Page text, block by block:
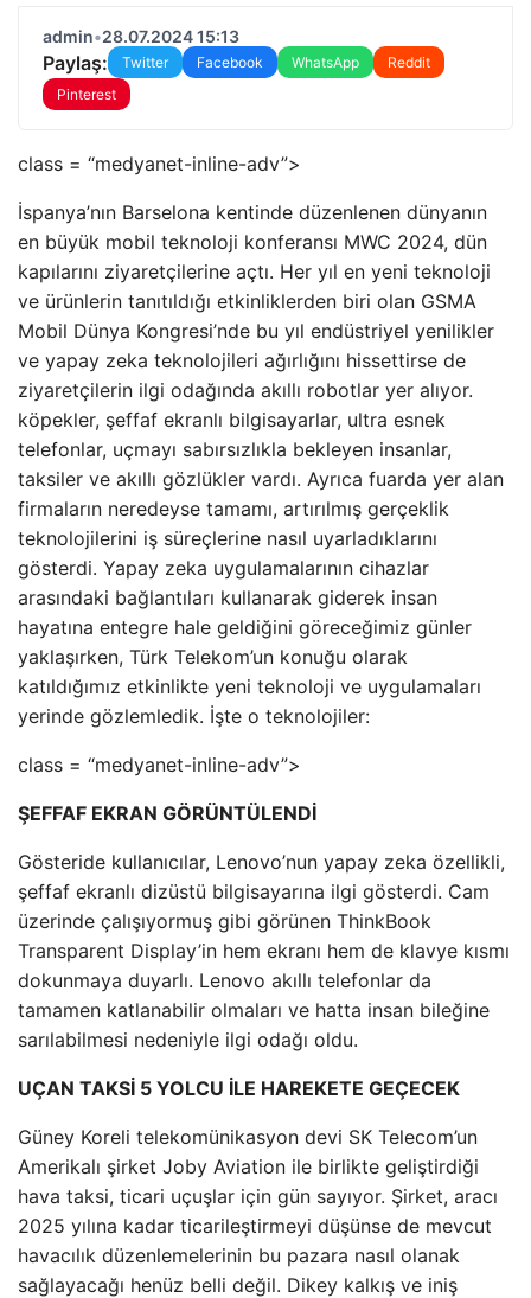
admin•28.07.2024 15:13
Paylaş: Twitter Facebook WhatsApp
Reddit
Pinterest
class = “medyanet-inline-adv”>
İspanya’nın Barselona kentinde düzenlenen dünyanın
en büyük mobil teknoloji konferansı MWC 2024, dün
kapılarını ziyaretçilerine açtı. Her yıl en yeni teknoloji
ve ürünlerin tanıtıldığı etkinliklerden biri olan GSMA
Mobil Dünya Kongresi’nde bu yıl endüstriyel yenilikler
ve yapay zeka teknolojileri ağırlığını hissettirse de
ziyaretçilerin ilgi odağında akıllı robotlar yer alıyor.
köpekler, şeffaf ekranlı bilgisayarlar, ultra esnek
telefonlar, uçmayı sabırsızlıkla bekleyen insanlar,
taksiler ve akıllı gözlükler vardı. Ayrıca fuarda yer alan
firmaların neredeyse tamamı, artırılmış gerçeklik
teknolojilerini iş süreçlerine nasıl uyarladıklarını
gösterdi. Yapay zeka uygulamalarının cihazlar
arasındaki bağlantıları kullanarak giderek insan
hayatına entegre hale geldiğini göreceğimiz günler
yaklaşırken, Türk Telekom’un konuğu olarak
katıldığımız etkinlikte yeni teknoloji ve uygulamaları
yerinde gözlemledik. İşte o teknolojiler:
class = “medyanet-inline-adv”>
ŞEFFAF EKRAN GÖRÜNTÜLENDİ
Gösteride kullanıcılar, Lenovo’nun yapay zeka özellikli,
şeffaf ekranlı dizüstü bilgisayarına ilgi gösterdi. Cam
üzerinde çalışıyormuş gibi görünen ThinkBook
Transparent Display’in hem ekranı hem de klavye kısmı
dokunmaya duyarlı. Lenovo akıllı telefonlar da
tamamen katlanabilir olmaları ve hatta insan bileğine
sarılabilmesi nedeniyle ilgi odağı oldu.
UÇAN TAKSİ 5 YOLCU İLE HAREKETE GEÇECEK
Güney Koreli telekomünikasyon devi SK Telecom’un
Amerikalı şirket Joby Aviation ile birlikte geliştirdiği
hava taksi, ticari uçuşlar için gün sayıyor. Şirket, aracı
2025 yılına kadar ticarileştirmeyi düşünse de mevcut
havacılık düzenlemelerinin bu pazara nasıl olanak
sağlayacağı henüz belli değil. Dikey kalkış ve iniş